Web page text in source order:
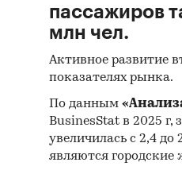
пассажиров
млн чел.
Активное развитие
показателях рынка.
По данным
BusinesStat в 2025 г,
увеличилась с 2,4
являются городские